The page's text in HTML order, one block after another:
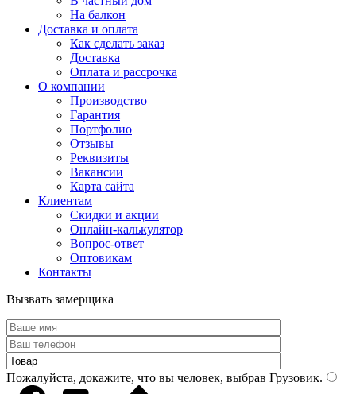
На балкон
Доставка и оплата
Как сделать заказ
Доставка
Оплата и рассрочка
О компании
Производство
Гарантия
Портфолио
Отзывы
Реквизиты
Вакансии
Карта сайта
Клиентам
Скидки и акции
Онлайн-калькулятор
Вопрос-ответ
Оптовикам
Контакты
Вызвать замерщика
Пожалуйста, докажите, что вы человек, выбрав Грузовик.